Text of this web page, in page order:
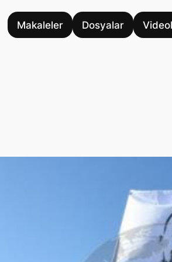
Makaleler Dosyalar